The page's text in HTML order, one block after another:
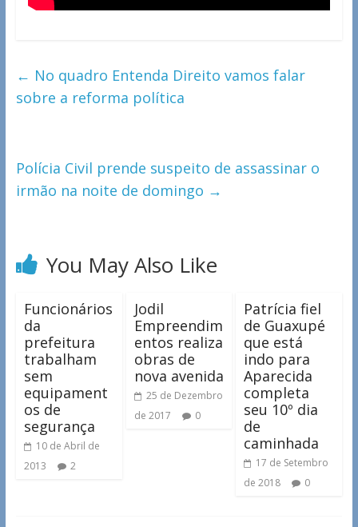
← No quadro Entenda Direito vamos falar
sobre a reforma política
Polícia Civil prende suspeito de assassinar o
irmão na noite de domingo →
You May Also Like
Funcionários
da
prefeitura
trabalham
sem
equipament
os de
segurança
10 de Abril de
2013
2
Jodil
Empreendim
entos realiza
obras de
nova avenida
25 de Dezembro
de 2017
0
Patrícia fiel
de Guaxupé
que está
indo para
Aparecida
completa
seu 10º dia
de
caminhada
17 de Setembro
de 2018
0